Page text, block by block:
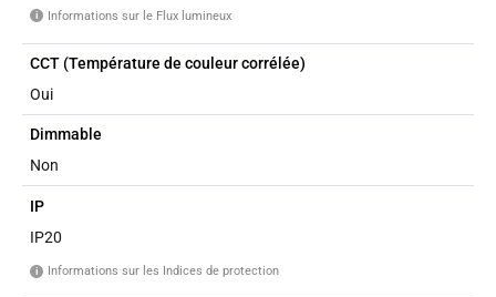
i Informations sur le Flux lumineux
CCT (Température de couleur corrélée)
Oui
Dimmable
Non
IP
IP20
i Informations sur les Indices de protection